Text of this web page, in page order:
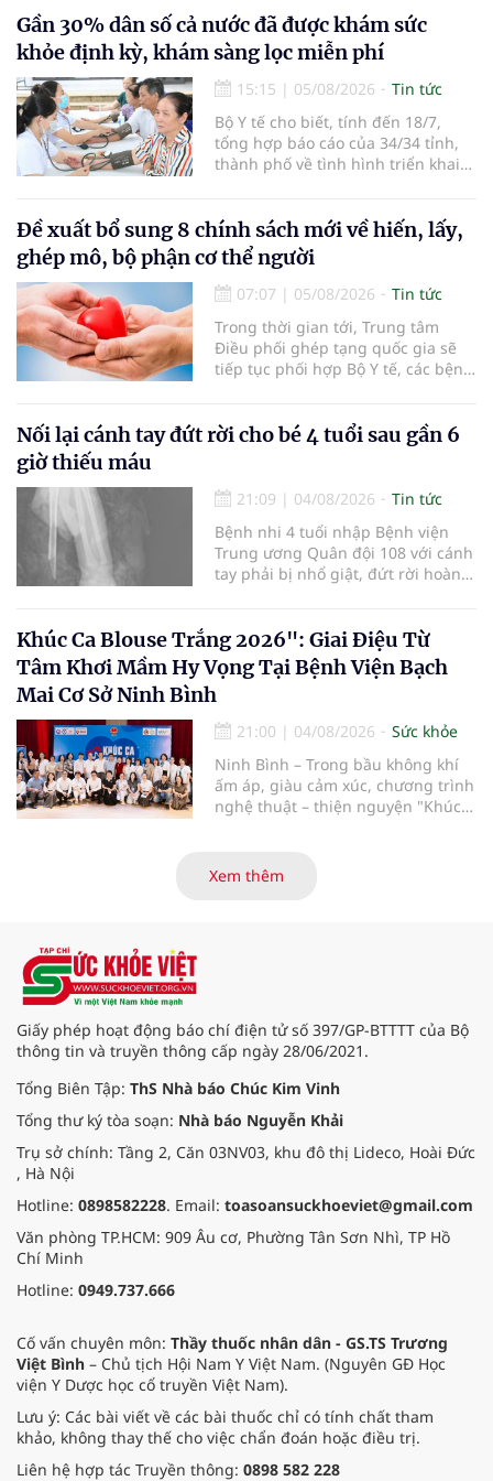
em bé đầu tiên chào đời.
Gần 30% dân số cả nước đã được khám sức
khỏe định kỳ, khám sàng lọc miễn phí
15:15 | 05/08/2026
Tin tức
Bộ Y tế cho biết, tính đến 18/7,
tổng hợp báo cáo của 34/34 tỉnh,
thành phố về tình hình triển khai
nhận 32.286.360 người, chiếm gần
30% dân số cả nước đã được khám
sức khỏe định kỳ năm nay.
Đề xuất bổ sung 8 chính sách mới về hiến, lấy,
ghép mô, bộ phận cơ thể người
07:07 | 05/08/2026
Tin tức
Trong thời gian tới, Trung tâm
Điều phối ghép tạng quốc gia sẽ
tiếp tục phối hợp Bộ Y tế, các bệnh
cường truyền thông, hoàn thiện
quy trình chuyên môn và hệ thống
hiến và ghép mô tạng.
Nối lại cánh tay đứt rời cho bé 4 tuổi sau gần 6
giờ thiếu máu
21:09 | 04/08/2026
Tin tức
Bệnh nhi 4 tuổi nhập Bệnh viện
Trung ương Quân đội 108 với cánh
tay phải bị nhổ giật, đứt rời hoàn
thương nặng và thời gian thiếu
máu kéo dài, các bác sĩ đã tái lập
tuần hoàn thành công sau ca vi
phẫu kéo dài 3 giờ.
Khúc Ca Blouse Trắng 2026": Giai Điệu Từ
Tâm Khơi Mầm Hy Vọng Tại Bệnh Viện Bạch
Mai Cơ Sở Ninh Bình
21:00 | 04/08/2026
Sức khỏe
Ninh Bình – Trong bầu không khí
ấm áp, giàu cảm xúc, chương trình
nghệ thuật – thiện nguyện "Khúc
điểm dừng chân đầu tiên tại Bệnh
viện Bạch Mai cơ sở Ninh Bình.
Xem thêm
Giấy phép hoạt động báo chí điện tử số 397/GP-BTTTT của Bộ
thông tin và truyền thông cấp ngày 28/06/2021.
Tổng Biên Tập: ThS Nhà báo Chúc Kim Vinh
Tổng thư ký tòa soạn: Nhà báo Nguyễn Khải
Trụ sở chính: Tầng 2, Căn 03NV03, khu đô thị Lideco, Hoài Đức
, Hà Nội
Hotline: 0898582228. Email: toasoansuckhoeviet@gmail.com
Văn phòng TP.HCM: 909 Âu cơ, Phường Tân Sơn Nhì, TP Hồ
Chí Minh
Hotline: 0949.737.666
Cố vấn chuyên môn: Thầy thuốc nhân dân - GS.TS Trương
Việt Bình – Chủ tịch Hội Nam Y Việt Nam. (Nguyên GĐ Học
viện Y Dược học cổ truyền Việt Nam).
Lưu ý: Các bài viết về các bài thuốc chỉ có tính chất tham
khảo, không thay thế cho việc chẩn đoán hoặc điều trị.
Liên hệ hợp tác Truyền thông: 0898 582 228